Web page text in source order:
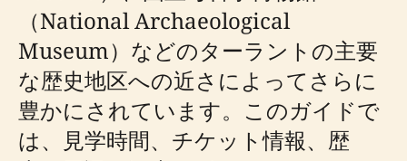
（National Archaeological
Museum）などのターラントの主要
な歴史地区への近さによってさらに
豊かにされています。このガイドで
は、見学時間、チケット情報、歴